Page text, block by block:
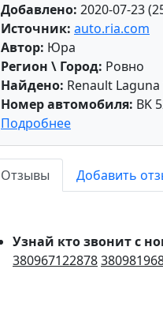
Добавлено: 2020-07-23
Источник: auto.ria.com
Автор: Юра
Регион \ Город: Ровно
Найдено: Renault Laguna
Номер автомобиля: BK
Подробнее
Отзывы
Добавить
Узнай кто звонит с
380967122878